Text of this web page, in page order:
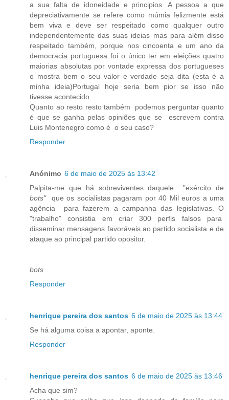
a sua falta de idoneidade e principios. A pessoa a que
depreciativamente se refere como múmia felizmente está
bem viva e deve ser respeitado como qualquer outro
independentemente das suas ideias mas para além disso
respeitado também, porque nos cincoenta e um ano da
democracia portuguesa foi o único ter em eleições quatro
maiorias absolutas por vontade expressa dos portugueses
o mostra bem o seu valor e verdade seja dita (esta é a
minha ideia)Portugal hoje seria bem pior se isso não
tivesse acontecido.
Quanto ao resto resto também podemos perguntar quanto
é que se ganha pelas opiniões que se escrevem contra
Luis Montenegro como é o seu caso?
Responder
Anónimo 6 de maio de 2025 às 13:42
Palpita-me que há sobreviventes daquele "exército de
bots" que os socialistas pagaram por 40 Mil euros a uma
agência para fazerem a campanha das legislativas. O
"trabalho" consistia em criar 300 perfis falsos para
disseminar mensagens favoráveis ao partido socialista e de
ataque ao principal partido opositor.
bots
Responder
henrique pereira dos santos 6 de maio de 2025 às 13:44
Se há alguma coisa a apontar, aponte.
Responder
henrique pereira dos santos 6 de maio de 2025 às 13:46
Acha que sim?